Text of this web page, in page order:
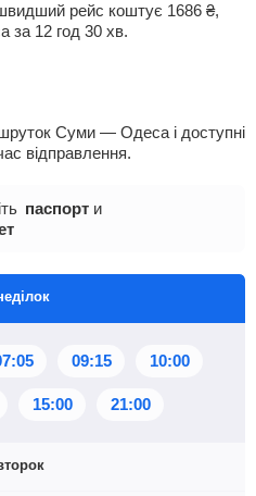
рейс коштує 1686 ₴,
за 12 год 30 хв.
Суми — Одеса і доступні
відправлення.
паспорт и
09:15 10:00
15:00 21:00